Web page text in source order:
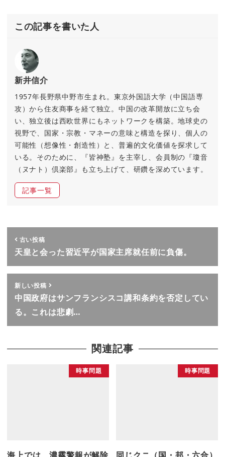
この記事を書いた人
新井信介
1957年長野県中野市生まれ。東京外国語大学（中国語専
攻）から住友商事を経て独立。中国の改革開放に立ち会
い、独立後は西欧世界にもネットワークを構築。地球史の
視野で、国家・宗教・マネーの意味と構造を探り、個人の
可能性（想像性・創造性）と、普遍的文化価値を探求して
いる。そのために、『皆神塾』を主宰し、会員制の『瓊音
（ヌナト）倶楽部』も立ち上げて、研鑽を深めています。
記事一覧
古い投稿
天皇と会った習近平が国家主席就任前に負傷。
新しい投稿
中国政府はサンフランシスコ講和条約を否定してい
る。これは悲劇…
関連記事
時事問題 時事問題